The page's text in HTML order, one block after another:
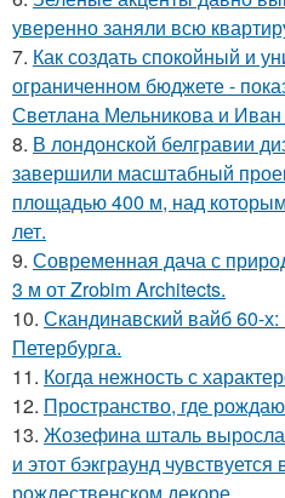
уверенно заняли всю
7. Как создать спокойный и
ограниченном бюджете -
Светлана Мельникова и Иван
8. В лондонской белгравии
завершили масштабный
площадью 400 м, над
лет.
9. Современная дача с
3 м от Zrobim Architects.
10. Скандинавский вайб 60-
Петербурга.
11. Когда нежность с
12. Пространство, где
13. Жозефина шталь
и этот бэкграунд